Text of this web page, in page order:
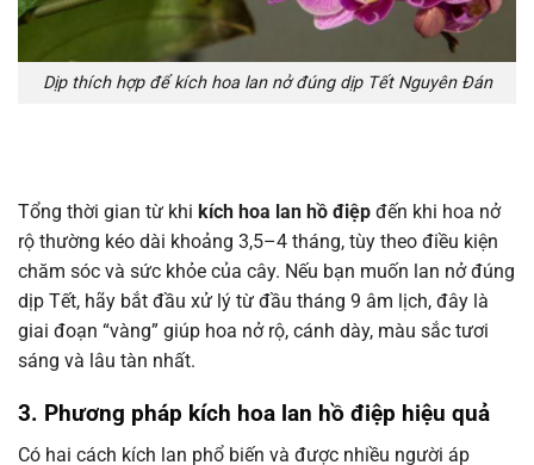
Dịp thích hợp để kích hoa lan nở đúng dịp Tết Nguyên Đán
Tổng thời gian từ khi kích hoa lan hồ điệp đến khi hoa nở
rộ thường kéo dài khoảng 3,5–4 tháng, tùy theo điều kiện
chăm sóc và sức khỏe của cây. Nếu bạn muốn lan nở đúng
dịp Tết, hãy bắt đầu xử lý từ đầu tháng 9 âm lịch, đây là
giai đoạn “vàng” giúp hoa nở rộ, cánh dày, màu sắc tươi
sáng và lâu tàn nhất.
3. Phương pháp kích hoa lan hồ điệp hiệu quả
Có hai cách kích lan phổ biến và được nhiều người áp